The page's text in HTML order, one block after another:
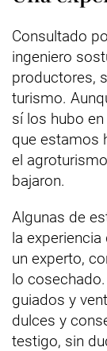
Consultado
ingeniero
productores,
turismo.
sí los hubo
que estamos
el
bajaron.
Algunas de
la
un experto,
lo
guiados y
dulces y
testigo, sin